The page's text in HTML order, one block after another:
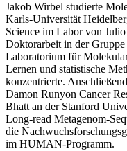
Jakob Wirbel studierte
Karls-Universität
Science im Labor von
Doktorarbeit in der
Laboratorium für
Lernen und statistische
konzentrierte.
Damon Runyon Cancer
Bhatt an der Stanford
Long-read Metagenom-
die
im HUMAN-Programm.